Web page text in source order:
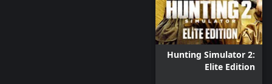
Hunting Simulator 2:
Elite Edition